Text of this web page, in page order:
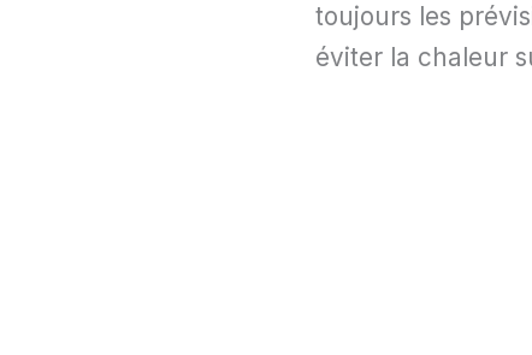
toujours les
éviter la chaleur